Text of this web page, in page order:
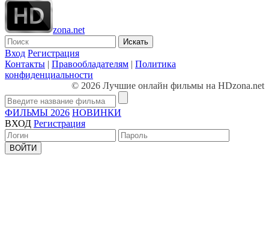
zona.net
Искать
Вход Регистрация
Контакты | Правообладателям | Политика
конфиденциальности
© 2026 Лучшие онлайн фильмы на HDzona.net
ФИЛЬМЫ 2026 НОВИНКИ
ВХОД Регистрация